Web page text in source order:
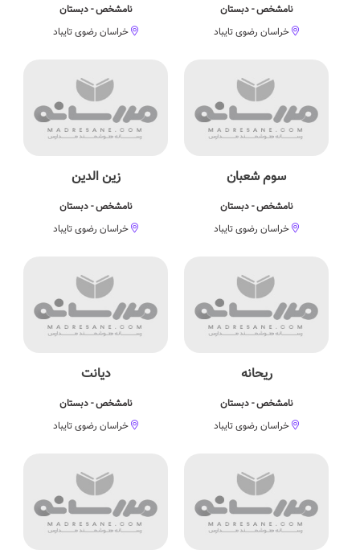
نامشخص - دبستان
خراسان رضوی تایباد
نامشخص - دبستان
خراسان رضوی تایباد
سوم شعبان
نامشخص - دبستان
خراسان رضوی تایباد
زین الدین
نامشخص - دبستان
خراسان رضوی تایباد
ریحانه
نامشخص - دبستان
خراسان رضوی تایباد
دیانت
نامشخص - دبستان
خراسان رضوی تایباد